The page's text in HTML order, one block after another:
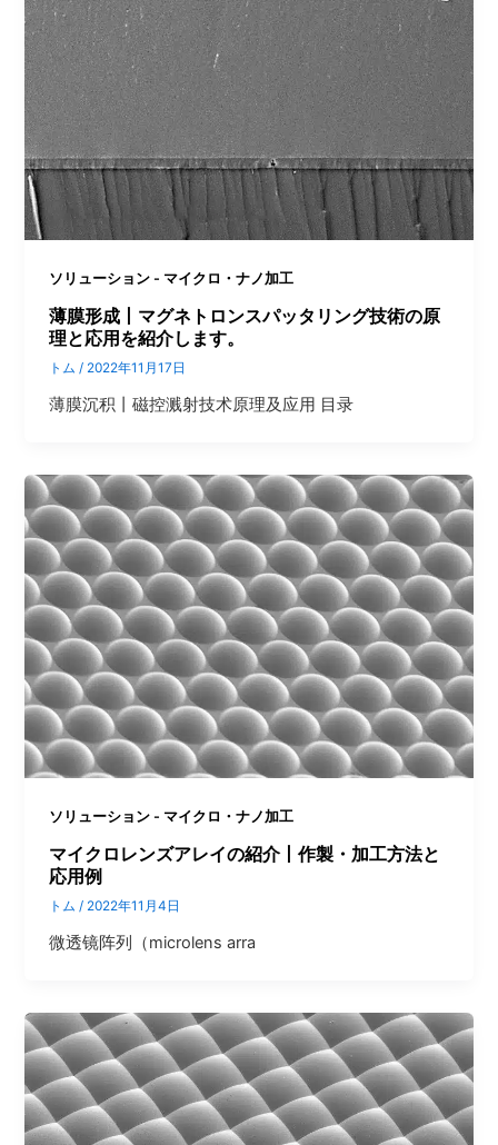
ソリューション - マイクロ・ナノ加工
薄膜形成丨マグネトロンスパッタリング技術の原
理と応用を紹介します。
トム/ 2022年11月17日
薄膜沉积丨磁控溅射技术原理及应用 目录
ソリューション - マイクロ・ナノ加工
マイクロレンズアレイの紹介丨作製・加工方法と
応用例
トム/ 2022年11月4日
微透镜阵列（microlens arra